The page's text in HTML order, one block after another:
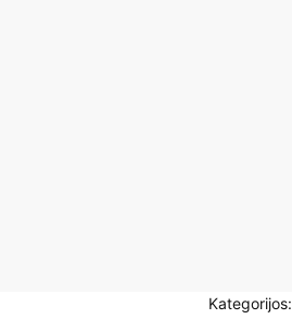
Kategorijos: